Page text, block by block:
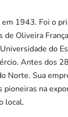
1943. Foi o
de Oliveira
do
Antes dos
Norte. Sua
na
local.